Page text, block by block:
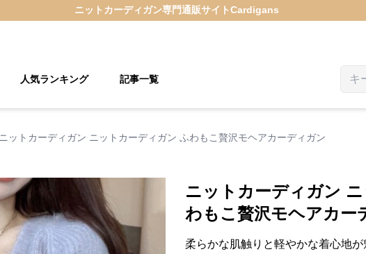
ニットカーディガン専門通販サイトCardigans
人気ランキング 記事一覧
ニットカーディガン ニットカーディガン ふわもこ贅沢モヘアカーディガン
ニットカーディガン
わもこ贅沢モヘアカー
柔らかな肌触りと軽やかな着心地が